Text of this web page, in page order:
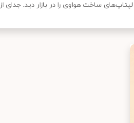
این روزها می‌‎توان مدل‌های متنوع و جالبی از لپ‎تاپ‌های ساخت هواوی را در بازار دید. جدای از